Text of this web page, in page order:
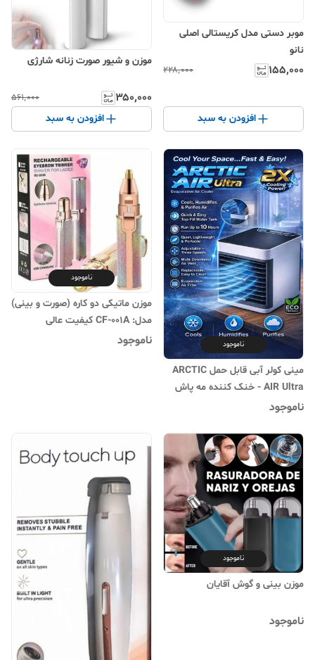
موبر دستی مدل کریستالی اصلی
نانو
۱۵۵٬۰۰۰ ۲۲۸٬۰۰۰
افزودن به سبد
موزن و شیور صورت زنانه شارژی
۳۵۰٬۰۰۰ ۵۶۱٬۰۰۰
افزودن به سبد
ناموجود
مینی کولر آبی قابل حمل ARCTIC
AIR Ultra - خنک کننده مه پاش
ناموجود
ناموجود
موزن ماتیکی دو کاره (صورت و بینی)
مدل: CF-001A کیفیت عالی
ناموجود
ناموجود
موزن بینی و گوش آقایان
ناموجود